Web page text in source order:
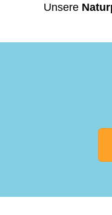
Unsere